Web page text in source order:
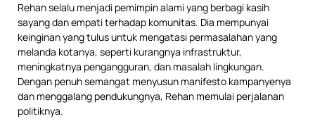
Rehan selalu menjadi pemimpin alami yang berbagi kasih
sayang dan empati terhadap komunitas. Dia mempunyai
keinginan yang tulus untuk mengatasi permasalahan yang
melanda kotanya, seperti kurangnya infrastruktur,
meningkatnya pengangguran, dan masalah lingkungan.
Dengan penuh semangat menyusun manifesto kampanyenya
dan menggalang pendukungnya, Rehan memulai perjalanan
politiknya.